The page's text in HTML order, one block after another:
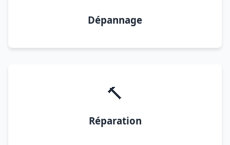
Dépannage
🔨
Réparation